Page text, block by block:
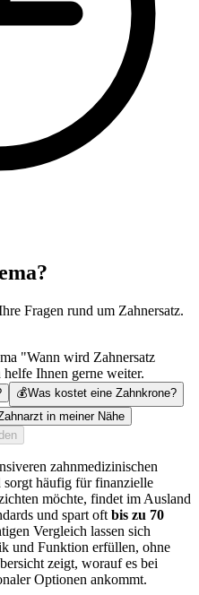
Fragen rund um Zahnersatz.
"Wann wird Zahnersatz
Ihnen gerne weiter.
💰Was kostet eine Zahnkrone?
in meiner Nähe
zahnmedizinischen
sorgt häufig für finanzielle
möchte, findet im Ausland
und spart oft bis zu 70
Vergleich lassen sich
und Funktion erfüllen, ohne
zeigt, worauf es bei
Optionen ankommt.